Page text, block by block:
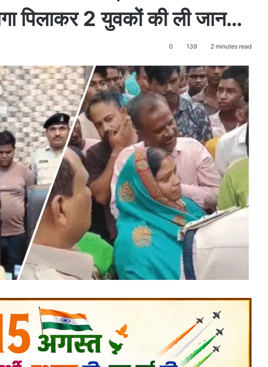
पिलाकर 2 युवकों की ली जान…
0 139 2 minutes read